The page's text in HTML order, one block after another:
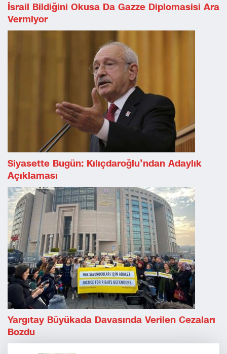
İsrail Bildiğini Okusa Da Gazze Diplomasisi Ara
Vermiyor
Siyasette Bugün: Kılıçdaroğlu’ndan Adaylık
Açıklaması
Yargıtay Büyükada Davasında Verilen Cezaları
Bozdu